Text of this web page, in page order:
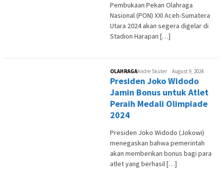
Pembukaan Pekan Olahraga
Nasional (PON) XXI Aceh-Sumatera
Utara 2024 akan segera digelar di
Stadion Harapan […]
OLAHRAGAAndre Skuter August 9, 2024
Presiden Joko Widodo
Jamin Bonus untuk Atlet
Peraih Medali Olimpiade
2024
Presiden Joko Widodo (Jokowi)
menegaskan bahwa pemerintah
akan memberikan bonus bagi para
atlet yang berhasil […]